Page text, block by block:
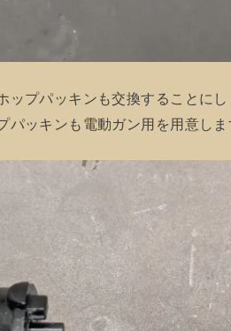
ップパッキンも交換することに
ッキンも電動ガン用を用意しま